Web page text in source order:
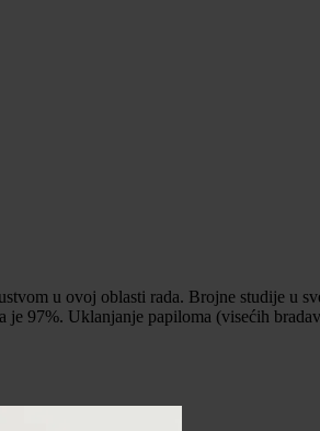
u ovoj oblasti rada. Brojne studije u
97%. Uklanjanje papiloma (visećih